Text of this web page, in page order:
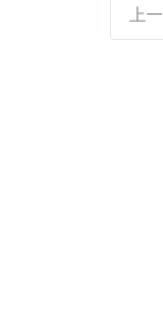
上